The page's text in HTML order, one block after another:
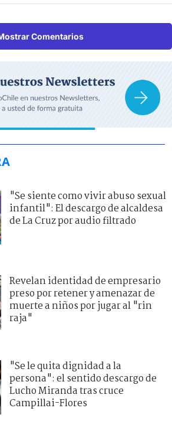
Comentarios
"Se siente como vivir abuso sexual
infantil": El descargo de alcaldesa
de La Cruz por audio filtrado
Revelan identidad de empresario
preso por retener y amenazar de
muerte a niños por jugar al "rin
raja"
"Se le quita dignidad a la
persona": el sentido descargo de
Lucho Miranda tras cruce
Campillai-Flores